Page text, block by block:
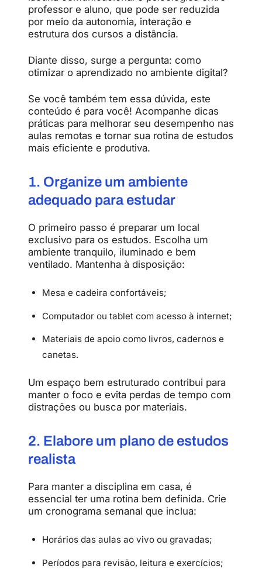
professor e aluno, que pode ser reduzida
por meio da autonomia, interação e
estrutura dos cursos a distância.
Diante disso, surge a pergunta: como
otimizar o aprendizado no ambiente digital?
Se você também tem essa dúvida, este
conteúdo é para você! Acompanhe dicas
práticas para melhorar seu desempenho nas
aulas remotas e tornar sua rotina de estudos
mais eficiente e produtiva.
1. Organize um ambiente
adequado para estudar
O primeiro passo é preparar um local
exclusivo para os estudos. Escolha um
ambiente tranquilo, iluminado e bem
ventilado. Mantenha à disposição:
Mesa e cadeira confortáveis;
Computador ou tablet com acesso à internet;
Materiais de apoio como livros, cadernos e
canetas.
Um espaço bem estruturado contribui para
manter o foco e evita perdas de tempo com
distrações ou busca por materiais.
2. Elabore um plano de estudos
realista
Para manter a disciplina em casa, é
essencial ter uma rotina bem definida. Crie
um cronograma semanal que inclua:
Horários das aulas ao vivo ou gravadas;
Períodos para revisão, leitura e exercícios;